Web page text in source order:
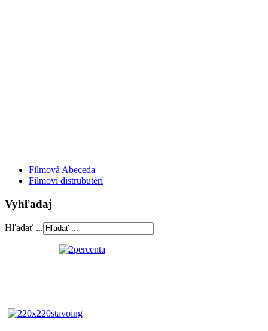
Filmová Abeceda
Filmoví distrubutéri
Vyhľadaj
Hľadať ...